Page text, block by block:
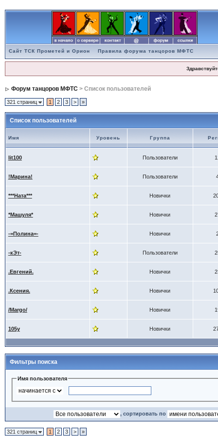
Сайт ТСК Прометей и Орион Правила форума танцоров МФТС
Форум танцоров МФТС> Список пользователей
321 страниц 1 2 3 > »
Список пользователей
Имя Уровень Группа
lit100 Пользователи
!Марина! Пользователи
***Ната*** Новички
*Машуля* Новички
-=Полина=- Новички
-кЭт- Пользователи
.Евгений. Новички
.Ксения. Новички
/Margo/ Новички
105y Новички
Фильтры поиска
Имя пользователя
, сортировать по
321 страниц 1 2 3 > »